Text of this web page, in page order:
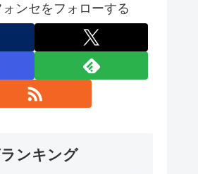
ンセをフォローする
ンキング